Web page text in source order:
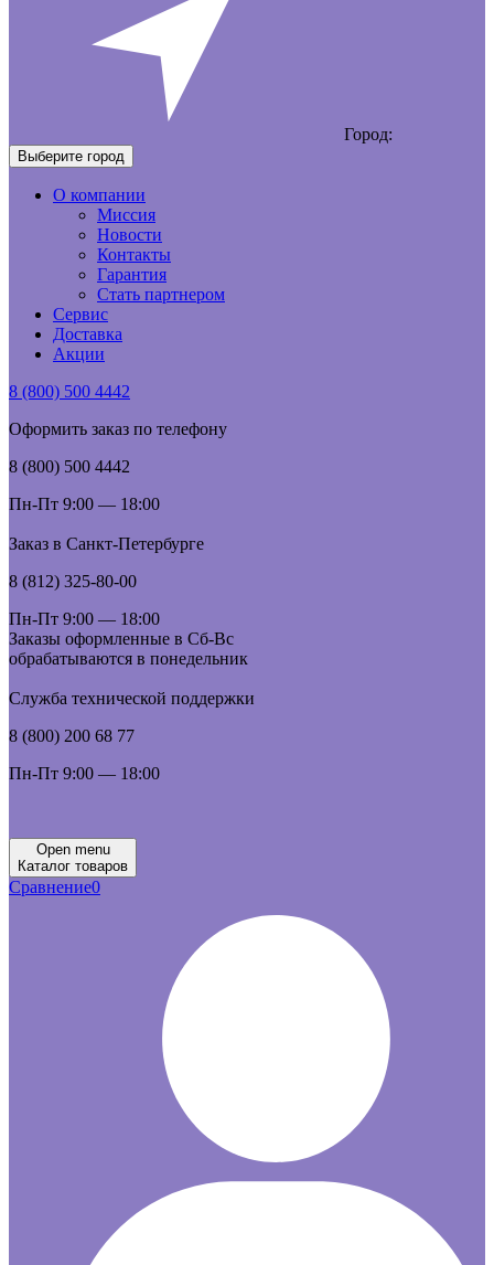
Город:
Выберите город
О компании
Миссия
Новости
Контакты
Гарантия
Стать партнером
Сервис
Доставка
Акции
8 (800) 500 4442
Оформить заказ по телефону
8 (800) 500 4442
Пн-Пт 9:00 — 18:00
Заказ в Санкт-Петербурге
8 (812) 325-80-00
Пн-Пт 9:00 — 18:00
Заказы оформленные в Сб-Вс
обрабатываются в понедельник
Служба технической поддержки
8 (800) 200 68 77
Пн-Пт 9:00 — 18:00
Open menu
Каталог товаров
Сравнение0